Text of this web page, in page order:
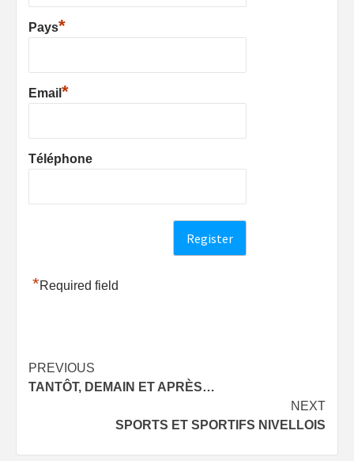
Pays*
Email *
Téléphone
*Required field
Post
navigation
PREVIOUS
TANTÔT, DEMAIN ET APRÈS…
NEXT
SPORTS ET SPORTIFS NIVELLOIS